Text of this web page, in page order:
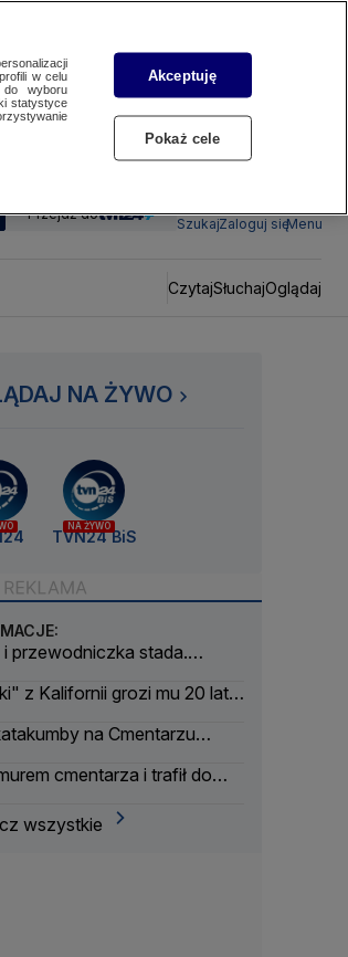
Przejdź do
SzukajZaloguj sięMenu
CzytajSłuchajOglądaj
NA ŻYWO
NA ŻYWO
TVN24 BiS
przewodniczka stada.
z Kalifornii grozi mu 20 lat
na Cmentarzu
cmentarza i trafił do
wszystkie
w celu
do wyboru
statystyce
Akceptuję
Pokaż cele